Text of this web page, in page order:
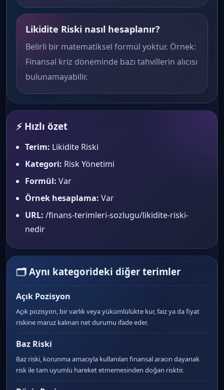
Likidite Riski nasıl hesaplanır?
Belirli bir matematiksel formül yoktur. Örnek:
Finansal kriz döneminde bazı tahvillerin alıcısı
bulunamayabilir.
⚡ Hızlı özet
Terim: Likidite Riski
Kategori: Risk Yönetimi
Formül: Var
Örnek hesaplama: Var
URL: /finans-terimleri-sozlugu/likidite-riski-
nedir
🗂 Aynı kategorideki diğer terimler
Açık Pozisyon
Açık pozisyon, bir varlık veya yükümlülükte kur, faiz ya da fiyat
riskine maruz kalınan net durumu ifade eder.
Baz Riski
Baz riski, korunma amacıyla kullanılan finansal aracın dayanak
risk ile tam uyumlu hareket etmemesinden doğan risktir.